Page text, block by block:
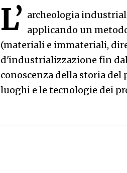
L’ archeologia
applicando un
(materiali e immateriali,
d'industrializzazione fin
conoscenza della storia del
luoghi e le tecnologie dei